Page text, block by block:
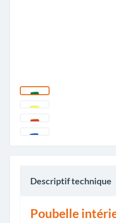
Descriptif technique
Poubelle